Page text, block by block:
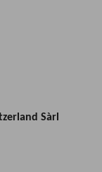
Sàrl